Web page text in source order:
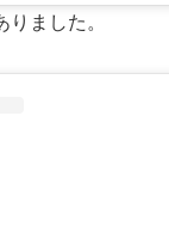
ました。